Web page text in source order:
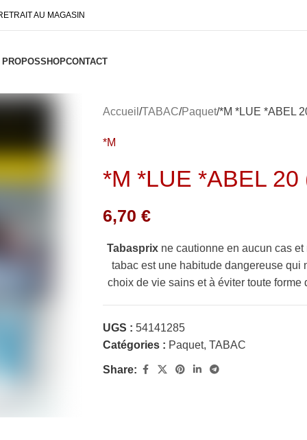
AU MAGASIN
SHOPCONTACT
Accueil TABAC Paquet *M *LUE *ABEL
*M
*M *LUE *ABEL 20
6,70€
Tabasprix ne cautionne en aucun cas
tabac est une habitude dangereuse qui
choix de vie sains et à éviter toute
UGS :54141285
Catégories : Paquet, TABAC
Share: